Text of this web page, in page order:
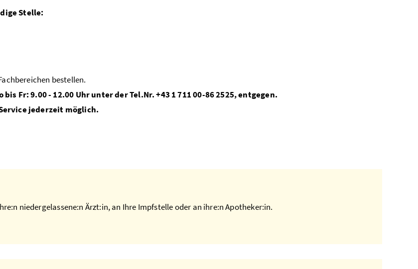
Stelle:
bestellen.
Fr: 9.00 - 12.00 Uhr unter der Tel.Nr. +43 1 711 00-86 2525, entgegen.
jederzeit möglich.
niedergelassene:n Ärzt:in, an Ihre Impfstelle oder an ihre:n Apotheker:in.